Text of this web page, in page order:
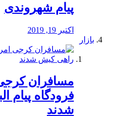
پیام شهروندی
اکتبر 19, 2019
بازار
مسافران
فرودگاه پیام
شدند